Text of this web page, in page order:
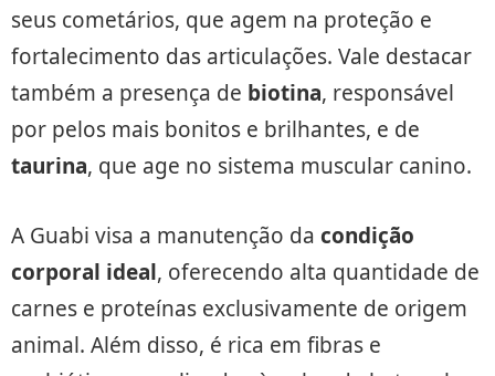
seus cometários, que agem na proteção e
fortalecimento das articulações. Vale destacar
também a presença de biotina, responsável
por pelos mais bonitos e brilhantes, e de
taurina, que age no sistema muscular canino.
A Guabi visa a manutenção da condição
corporal ideal, oferecendo alta quantidade de
carnes e proteínas exclusivamente de origem
animal. Além disso, é rica em fibras e